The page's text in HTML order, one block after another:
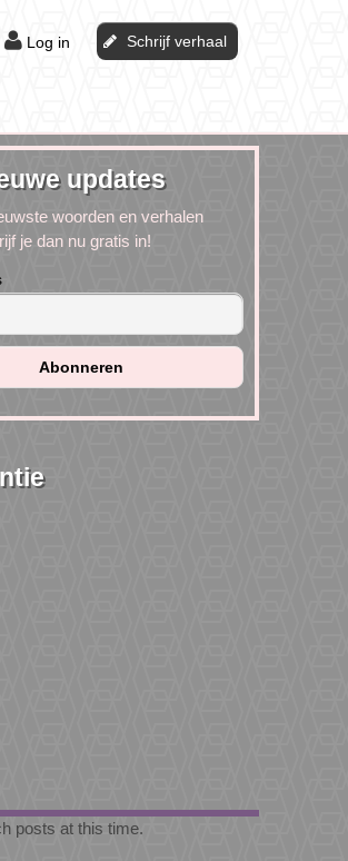
Log in Schrijf verhaal
updates
woorden en verhalen
je dan nu gratis in!
posts at this time.